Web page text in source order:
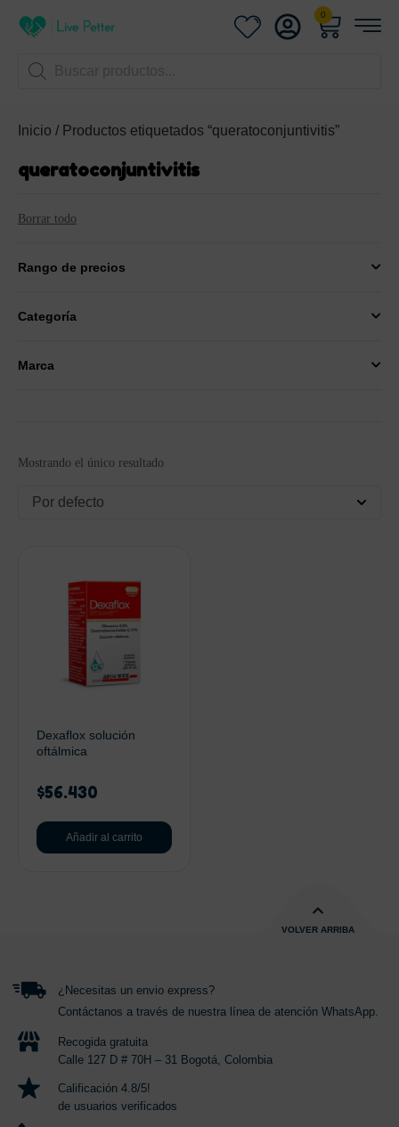
0
Inicio / Productos etiquetados “queratoconjuntivitis”
queratoconjuntivitis
Borrar todo
Rango de precios
Categoría
Marca
Mostrando el único resultado
Por defecto
Dexaflox solución
oftálmica
$56.430
Añadir al carrito
VOLVER ARRIBA
¿Necesitas un envio express?
Contáctanos a través de nuestra línea de atención WhatsApp.
Recogida gratuita
Calle 127 D # 70H – 31 Bogotá, Colombia
Calificación 4.8/5!
de usuarios verificados